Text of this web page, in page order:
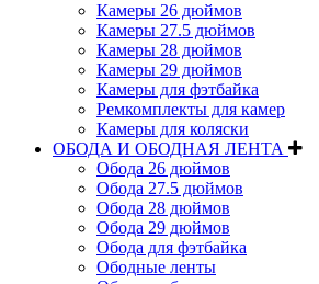
Камеры 26 дюймов
Камеры 27.5 дюймов
Камеры 28 дюймов
Камеры 29 дюймов
Камеры для фэтбайка
Ремкомплекты для камер
Камеры для коляски
ОБОДА И ОБОДНАЯ ЛЕНТА
Обода 26 дюймов
Обода 27.5 дюймов
Обода 28 дюймов
Обода 29 дюймов
Обода для фэтбайка
Ободные ленты